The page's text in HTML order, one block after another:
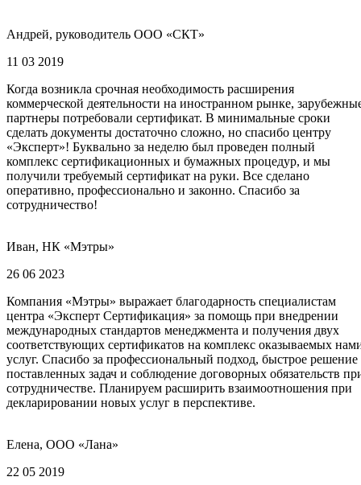
Андрей, руководитель ООО «СКТ»
11 03 2019
Когда возникла срочная необходимость расширения
коммерческой деятельности на иностранном рынке,
партнеры потребовали сертификат. В минимальные сроки
сделать документы достаточно сложно, но спасибо центру
«Эксперт»! Буквально за неделю был проведен полный
комплекс сертификационных и бумажных процедур, и мы
получили требуемый сертификат на руки. Все сделано
оперативно, профессионально и законно. Спасибо за
сотрудничество!
Иван, НК «Мэтры»
26 06 2023
Компания «Мэтры» выражает благодарность специалистам
центра «Эксперт Сертификация» за помощь при внедрении
международных стандартов менеджмента и получения двух
соответствующих сертификатов на комплекс оказываемых
услуг. Спасибо за профессиональный подход, быстрое решение
поставленных задач и соблюдение договорных обязательств
сотрудничестве. Планируем расширить взаимоотношения при
декларировании новых услуг в перспективе.
Елена, ООО «Лана»
22 05 2019